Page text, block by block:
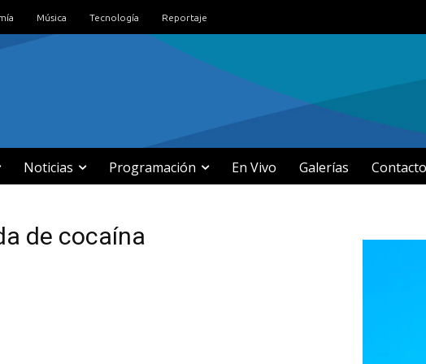
Música Tecnología Reportaje
Noticias Programación En Vivo Galerías Contacto
de cocaína